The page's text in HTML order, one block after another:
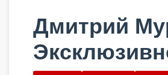
Дмитрий